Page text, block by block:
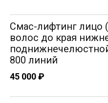
Смас-лифтинг лицо
волос до края
800 линий
45 000 ₽